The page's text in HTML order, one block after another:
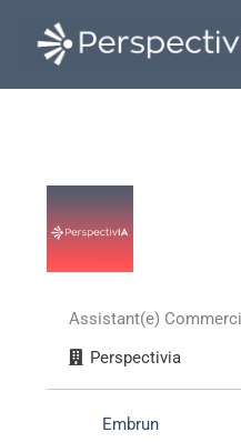
contenu
Assistant(e)
Perspectivia
Embrun